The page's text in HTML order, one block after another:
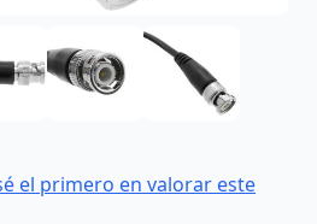
el primero en valorar este